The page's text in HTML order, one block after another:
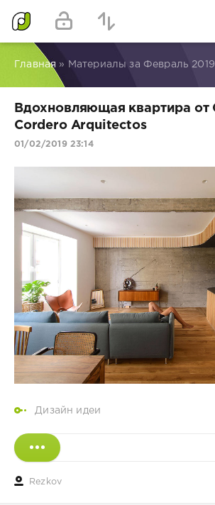
Главная » Материалы за Февраль 2019
Вдохновляющая квартира от
Cordero Arquitectos
01/02/2019 23:14
Дизайн идеи
Rezkov